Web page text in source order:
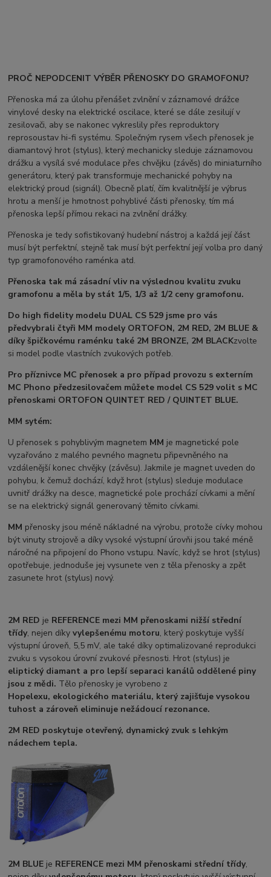
PROČ NEPODCENIT VÝBĚR PŘENOSKY DO GRAMOFONU?
Přenoska má za úlohu přenášet zvlnění v záznamové drážce
vinylové desky na elektrické oscilace, které se dále zesilují v
zesilovači, aby se nakonec vykreslily přes reproduktory
reprosoustav hi-fi systému. Společným rysem všech přenosek je
diamantový hrot (stylus), který mechanicky sleduje záznamovou
drážku a vysílá své modulace přes chvějku (závěs) do miniaturního
generátoru, který pak transformuje mechanické pohyby na
elektrický proud (signál). Obecně platí, čím kvalitnější je výbrus
hrotu a menší je hmotnost pohyblivé části přenosky, tím má
přenoska lepší přímou rekaci na zvlnění drážky.
Přenoska je tedy sofistikovaný hudební nástroj a každá její část
musí být perfektní, stejně tak musí být perfektní její volba pro daný
typ gramofonového raménka atd.
Přenoska tak má zásadní vliv na výslednou kvalitu zvuku
gramofonu a měla by stát 1/5, 1/3 až 1/2 ceny gramofonu.
Do high fidelity modelu DUAL CS 529 jsme pro vás
předvybrali čtyři MM modely ORTOFON, 2M RED, 2M BLUE &
díky špičkovému raménku také 2M BRONZE, 2M BLACKzvolte
si model podle vlastních zvukových potřeb.
Pro příznivce MC přenosek a pro případ provozu s externím
MC Phono předzesilovačem můžete model CS 529 volit s MC
přenoskami ORTOFON QUINTET RED / QUINTET BLUE.
MM sytém:
U přenosek s pohyblivým magnetem MM je magnetické pole
vyzařováno z malého pevného magnetu připevněného na
vzdálenější konec chvějky (závěsu). Jakmile je magnet uveden do
pohybu, k čemuž dochází, když hrot (stylus) sleduje modulace
uvnitř drážky na desce, magnetické pole prochází cívkami a mění
se na elektrický signál generovaný těmito cívkami.
MM přenosky jsou méně nákladné na výrobu, protože cívky mohou
být vinuty strojově a díky vysoké výstupní úrovňi jsou také méně
náročné na připojení do Phono vstupu. Navíc, když se hrot (stylus)
opotřebuje, jednoduše jej vysunete ven z těla přenosky a zpět
zasunete hrot (stylus) nový.
2M RED je REFERENCE mezi MM přenoskami nižší střední
třídy, nejen díkyvylepšenému motoru, který poskytuje vyšší
výstupní úroveň, 5,5 mV, ale také díky optimalizované reprodukci
zvuku s vysokou úrovní zvukové přesnosti. Hrot (stylus) je
eliptický diamant a pro lepší separaci kanálů oddělené piny
jsou z mědi. Tělo přenosky je vyrobeno z
Hopelexu, ekologického materiálu, který zajišťuje vysokou
tuhost a zároveň eliminuje nežádoucí rezonance.
2M RED poskytuje otevřený, dynamický zvuk s lehkým
nádechem tepla.
2M BLUE je REFERENCE mezi MM přenoskami střední třídy,